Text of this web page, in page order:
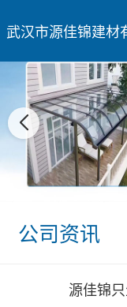
武汉市源佳锦建材
公司资讯
源佳锦